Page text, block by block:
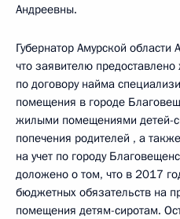
Андреевны.
Губернатор Амурской
что заявителю
по договору найма
помещения в городе
жилыми помещениями детей-
попечения родителей , а
на учет по городу
доложено о том, что в 2017
бюджетных обязательств на
помещения детям-сиротам.